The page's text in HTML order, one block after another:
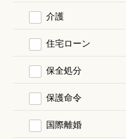
介護
住宅ローン
保全処分
保護命令
国際離婚